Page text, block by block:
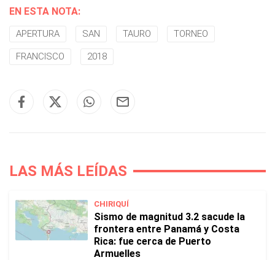
EN ESTA NOTA:
APERTURA SAN TAURO TORNEO
FRANCISCO 2018
LAS MÁS LEÍDAS
CHIRIQUÍ
Sismo de magnitud 3.2 sacude la
frontera entre Panamá y Costa
Rica: fue cerca de Puerto
Armuelles